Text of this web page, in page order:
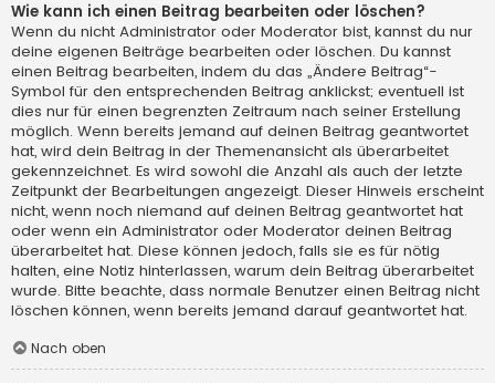
Wie kann ich einen Beitrag bearbeiten oder löschen?
Wenn du nicht Administrator oder Moderator bist, kannst du nur
deine eigenen Beiträge bearbeiten oder löschen. Du kannst
einen Beitrag bearbeiten, indem du das „Ändere Beitrag“-
Symbol für den entsprechenden Beitrag anklickst; eventuell ist
dies nur für einen begrenzten Zeitraum nach seiner Erstellung
möglich. Wenn bereits jemand auf deinen Beitrag geantwortet
hat, wird dein Beitrag in der Themenansicht als überarbeitet
gekennzeichnet. Es wird sowohl die Anzahl als auch der letzte
Zeitpunkt der Bearbeitungen angezeigt. Dieser Hinweis erscheint
nicht, wenn noch niemand auf deinen Beitrag geantwortet hat
oder wenn ein Administrator oder Moderator deinen Beitrag
überarbeitet hat. Diese können jedoch, falls sie es für nötig
halten, eine Notiz hinterlassen, warum dein Beitrag überarbeitet
wurde. Bitte beachte, dass normale Benutzer einen Beitrag nicht
löschen können, wenn bereits jemand darauf geantwortet hat.
Nach oben